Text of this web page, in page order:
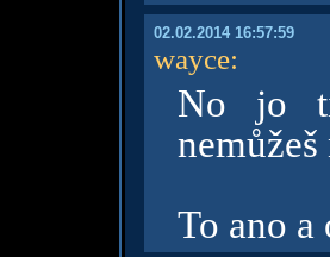
02.02.2014 16:57:59
wayce:
No jo ti
To ano